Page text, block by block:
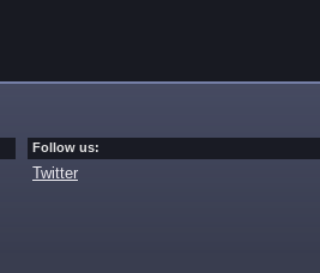
Follow us:
Twitter